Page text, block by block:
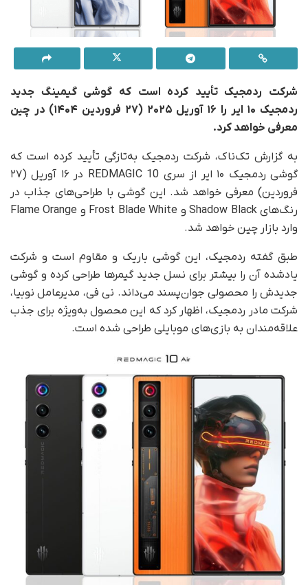
​شرکت ردمجیک تأیید کرده است که گوشی گیمینگ جدید
ردمجیک ۱۰ ایر را ۱۶ آوریل ۲۰۲۵ (۲۷ فروردین ۱۴۰۴) در چین
معرفی خواهد کرد.
به گزارش تک‌ناک، شرکت ردمجیک به‌تازگی تأیید کرده است که
گوشی ردمجیک ۱۰ ایر از سری REDMAGIC 10 در ۱۶ آوریل (۲۷
فروردین) معرفی خواهد شد. این گوشی با طراحی‌های جذاب در
رنگ‌های Shadow Black و Frost Blade White و Flame Orange
وارد بازار چین خواهد شد.
طبق گفته ردمجیک، این گوشی باریک و مقاوم است و شرکت
یادشده آن را بیشتر برای نسل جدید گیمرها طراحی کرده و گوشی
جدیدش را محصولی جوان‌پسند می‌داند. نی فی، مدیرعامل نوبیا،
شرکت مادر ردمجیک، اظهار کرد که این محصول به‌ویژه برای جذب
علاقه‌مندان به بازی‌های موبایلی طراحی شده است.